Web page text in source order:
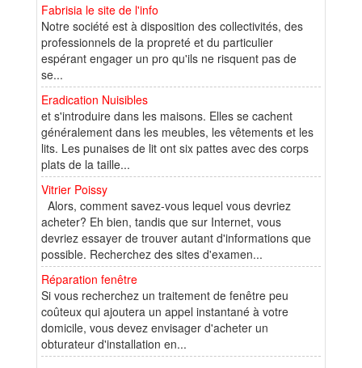
Fabrisia le site de l'info
Notre société est à disposition des collectivités, des
professionnels de la propreté et du particulier
espérant engager un pro qu'ils ne risquent pas de
se...
Eradication Nuisibles
et s'introduire dans les maisons. Elles se cachent
généralement dans les meubles, les vêtements et les
lits. Les punaises de lit ont six pattes avec des corps
plats de la taille...
Vitrier Poissy
Alors, comment savez-vous lequel vous devriez
acheter? Eh bien, tandis que sur Internet, vous
devriez essayer de trouver autant d'informations que
possible. Recherchez des sites d'examen...
Réparation fenêtre
Si vous recherchez un traitement de fenêtre peu
coûteux qui ajoutera un appel instantané à votre
domicile, vous devez envisager d'acheter un
obturateur d'installation en...